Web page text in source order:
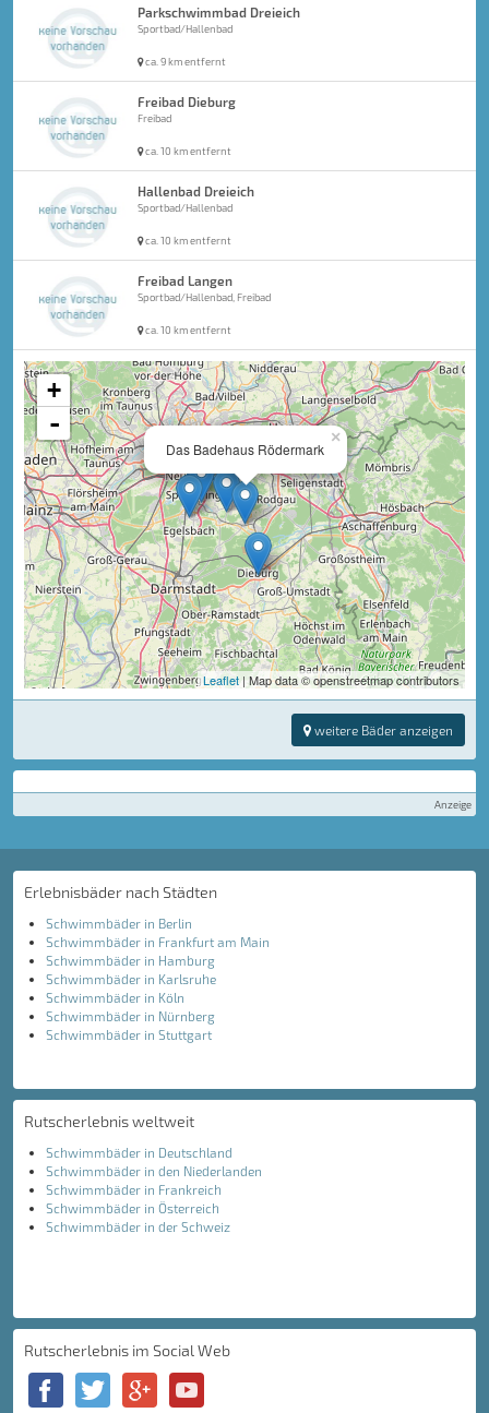
Parkschwimmbad Dreieich
Sportbad/Hallenbad
ca. 9 km entfernt
Freibad Dieburg
Freibad
ca. 10 km entfernt
Hallenbad Dreieich
Sportbad/Hallenbad
ca. 10 km entfernt
Freibad Langen
Sportbad/Hallenbad, Freibad
ca. 10 km entfernt
×
Das Badehaus Rödermark
+
-
Leaflet | Map data © openstreetmap contributors
weitere Bäder anzeigen
Anzeige
Erlebnisbäder nach Städten
Schwimmbäder in Berlin
Schwimmbäder in Frankfurt am Main
Schwimmbäder in Hamburg
Schwimmbäder in Karlsruhe
Schwimmbäder in Köln
Schwimmbäder in Nürnberg
Schwimmbäder in Stuttgart
Rutscherlebnis weltweit
Schwimmbäder in Deutschland
Schwimmbäder in den Niederlanden
Schwimmbäder in Frankreich
Schwimmbäder in Österreich
Schwimmbäder in der Schweiz
Rutscherlebnis im Social Web